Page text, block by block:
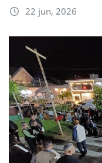
22 jun, 2026